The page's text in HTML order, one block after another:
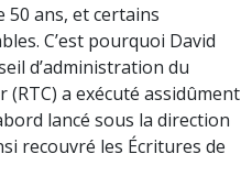
50 ans, et certains
C’est pourquoi David
d’administration du
a exécuté assidûment
lancé sous la direction
recouvré les Écritures de